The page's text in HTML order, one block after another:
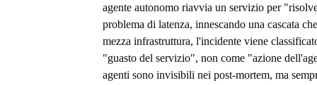
agente autonomo riavvia un servizio per
problema di latenza, innescando una cascata
mezza infrastruttura, l'incidente viene
"guasto del servizio", non come "azione
agenti sono invisibili nei post-mortem, ma